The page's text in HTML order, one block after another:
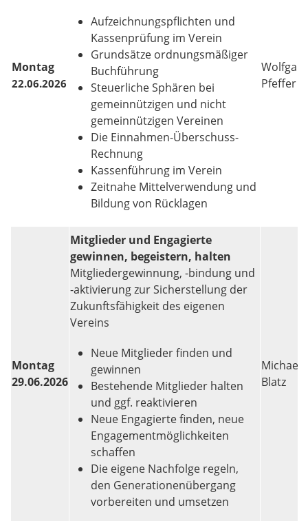
Montag
22.06.2026
Aufzeichnungspflichten und
Kassenprüfung im Verein
Grundsätze ordnungsmäßiger
Buchführung
Steuerliche Sphären bei
gemeinnützigen und nicht
gemeinnützigen Vereinen
Die Einnahmen-Überschuss-
Rechnung
Kassenführung im Verein
Zeitnahe Mittelverwendung und
Bildung von Rücklagen
Pfeffer
Montag
29.06.2026
Mitglieder und Engagierte
gewinnen, begeistern, halten
Mitgliedergewinnung, -bindung und
-aktivierung zur Sicherstellung der
Zukunftsfähigkeit des eigenen
Vereins
Neue Mitglieder finden und
gewinnen
Bestehende Mitglieder halten
und ggf. reaktivieren
Neue Engagierte finden, neue
Engagementmöglichkeiten
schaffen
Die eigene Nachfolge regeln,
den Generationenübergang
vorbereiten und umsetzen
Michael
Blatz